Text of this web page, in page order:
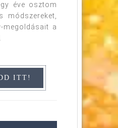
éve osztom
módszereket,
megoldásait a